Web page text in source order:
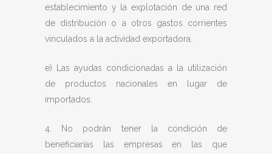
establecimiento y la explotación de una red
de distribución o a otros gastos corrientes
vinculados a la actividad exportadora.
e) Las ayudas condicionadas a la utilización
de productos nacionales en lugar de
importados.
4. No podrán tener la condición de
beneficiarias las empresas en las que